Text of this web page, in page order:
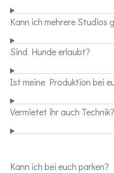
Kann ich mehrere Studios
Sind Hunde erlaubt?
Ist meine Produktion bei
Vermietet ihr auch Technik?
Kann ich bei euch parken?